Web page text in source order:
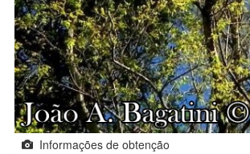
Informações de obtenção